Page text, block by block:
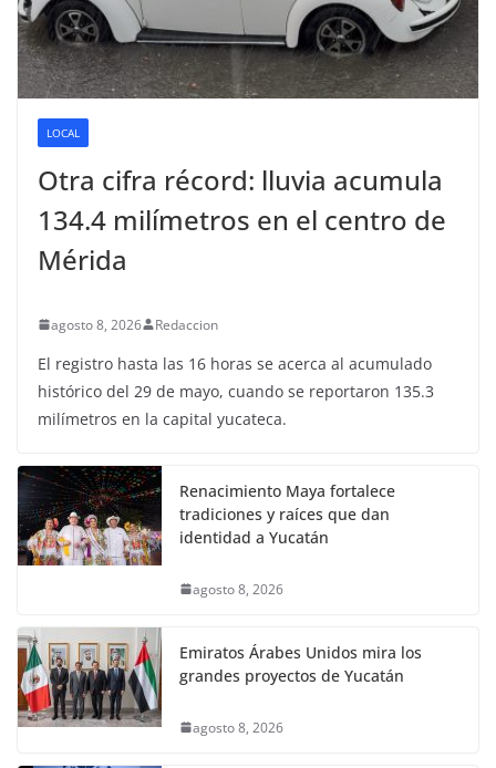
LOCAL
Otra cifra récord: lluvia acumula
134.4 milímetros en el centro de
Mérida
agosto 8, 2026 Redaccion
El registro hasta las 16 horas se acerca al acumulado
histórico del 29 de mayo, cuando se reportaron 135.3
milímetros en la capital yucateca.
Renacimiento Maya fortalece
tradiciones y raíces que dan
identidad a Yucatán
agosto 8, 2026
Emiratos Árabes Unidos mira los
grandes proyectos de Yucatán
agosto 8, 2026